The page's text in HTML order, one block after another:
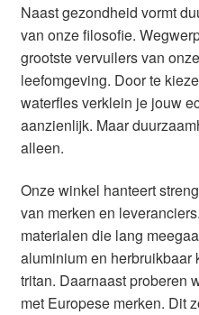
Naast gezondheid vormt
van onze filosofie.
grootste vervuilers van
leefomgeving. Door te
waterfles verklein je jouw
aanzienlijk. Maar
alleen.
Onze winkel hanteert
van merken en
materialen die lang
aluminium en herbruikbaar
tritan. Daarnaast proberen
met Europese merken. Dit